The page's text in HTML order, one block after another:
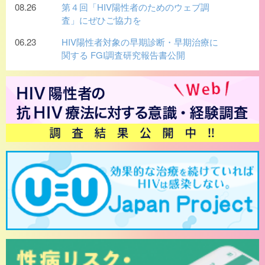
08.26
第４回「HIV陽性者のためのウェブ調
査」にぜひご協力を
06.23
HIV陽性者対象の早期診断・早期治療に
関する FGI調査研究報告書公開